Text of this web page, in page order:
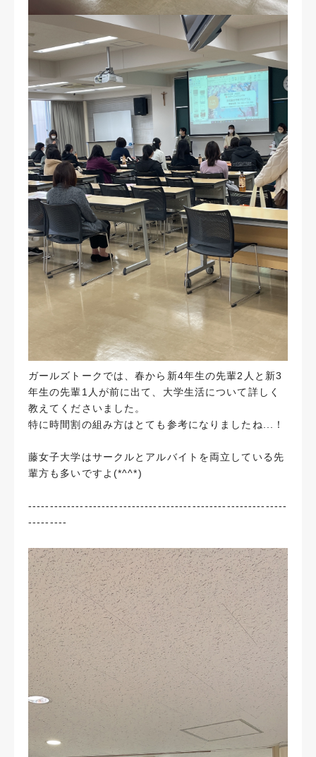
ガールズトークでは、春から新4年生の先輩2人と新3
年生の先輩1人が前に出て、大学生活について詳しく
教えてくださいました。
特に時間割の組み方はとても参考になりましたね...！
藤女子大学はサークルとアルバイトを両立している先
輩方も多いですよ(*^^*)
------------------------------------------------------------
---------